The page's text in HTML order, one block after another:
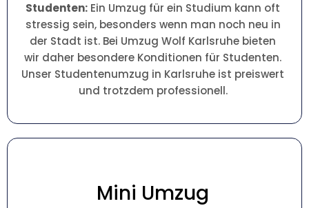
Studenten: Ein Umzug für ein Studium kann oft
stressig sein, besonders wenn man noch neu in
der Stadt ist. Bei Umzug Wolf Karlsruhe bieten
wir daher besondere Konditionen für Studenten.
Unser Studentenumzug in Karlsruhe ist preiswert
und trotzdem professionell.
Mini Umzug